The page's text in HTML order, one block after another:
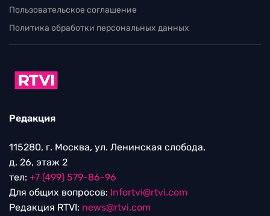
Пользовательское соглашение
Политика обработки персональных данных
Редакция
115280, г. Москва, ул. Ленинская слобода,
д. 26, этаж 2
тел: +7 (499) 579-86-96
Для общих вопросов: Infortvi@rtvi.com
Редакция RTVI: news@rtvi.com